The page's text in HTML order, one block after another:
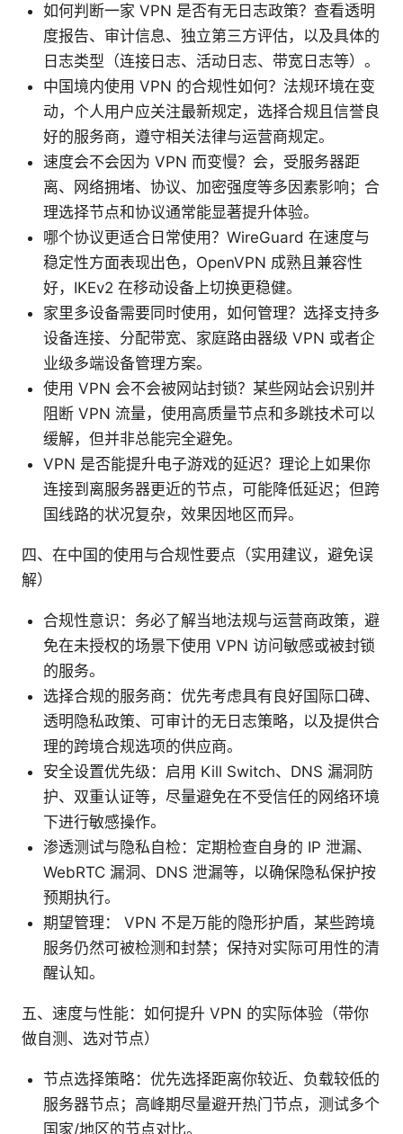
如何判断一家 VPN 是否有无日志政策？查看透明
度报告、审计信息、独立第三方评估，以及具体的
日志类型（连接日志、活动日志、带宽日志等）。
中国境内使用 VPN 的合规性如何？法规环境在变
动，个人用户应关注最新规定，选择合规且信誉良
好的服务商，遵守相关法律与运营商规定。
速度会不会因为 VPN 而变慢？会，受服务器距
离、网络拥堵、协议、加密强度等多因素影响；合
理选择节点和协议通常能显著提升体验。
哪个协议更适合日常使用？WireGuard 在速度与
稳定性方面表现出色，OpenVPN 成熟且兼容性
好，IKEv2 在移动设备上切换更稳健。
家里多设备需要同时使用，如何管理？选择支持多
设备连接、分配带宽、家庭路由器级 VPN 或者企
业级多端设备管理方案。
使用 VPN 会不会被网站封锁？某些网站会识别并
阻断 VPN 流量，使用高质量节点和多跳技术可以
缓解，但并非总能完全避免。
VPN 是否能提升电子游戏的延迟？理论上如果你
连接到离服务器更近的节点，可能降低延迟；但跨
国线路的状况复杂，效果因地区而异。
四、在中国的使用与合规性要点（实用建议，避免误
解）
合规性意识：务必了解当地法规与运营商政策，避
免在未授权的场景下使用 VPN 访问敏感或被封锁
的服务。
选择合规的服务商：优先考虑具有良好国际口碑、
透明隐私政策、可审计的无日志策略，以及提供合
理的跨境合规选项的供应商。
安全设置优先级：启用 Kill Switch、DNS 漏洞防
护、双重认证等，尽量避免在不受信任的网络环境
下进行敏感操作。
渗透测试与隐私自检：定期检查自身的 IP 泄漏、
WebRTC 漏洞、DNS 泄漏等，以确保隐私保护按
预期执行。
期望管理： VPN 不是万能的隐形护盾，某些跨境
服务仍然可被检测和封禁；保持对实际可用性的清
醒认知。
五、速度与性能：如何提升 VPN 的实际体验（带你
做自测、选对节点）
节点选择策略：优先选择距离你较近、负载较低的
服务器节点；高峰期尽量避开热门节点，测试多个
国家/地区的节点对比。